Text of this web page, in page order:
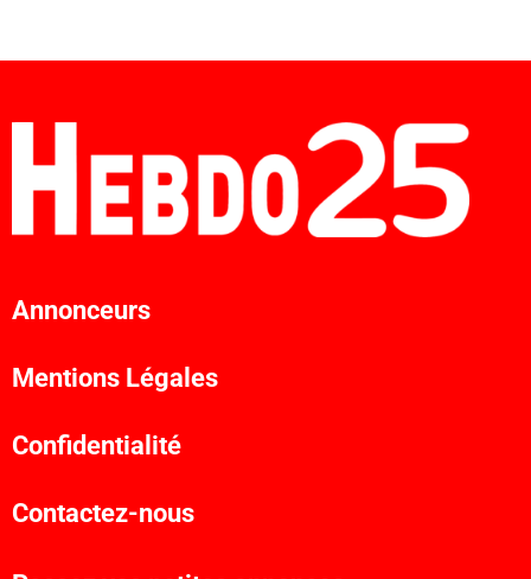
Annonceurs
Mentions Légales
Confidentialité
Contactez-nous